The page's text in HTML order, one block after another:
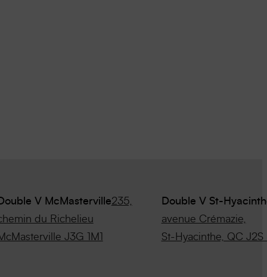
V McMasterville235,
du Richelieu
J3G 1M1
Double V St-
avenue Crémazie,
St-Hyacinthe, QC J2S